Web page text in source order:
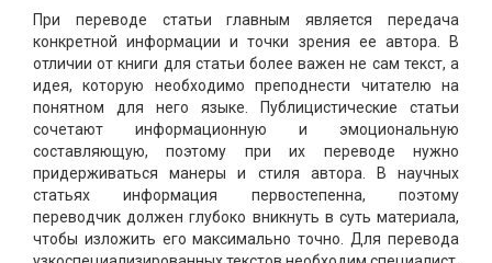
При переводе статьи главным является передача
конкретной информации и точки зрения ее автора. В
отличии от книги для статьи более важен не сам текст, а
идея, которую необходимо преподнести читателю на
понятном для него языке. Публицистические статьи
сочетают информационную и эмоциональную
составляющую, поэтому при их переводе нужно
придерживаться манеры и стиля автора. В научных
статьях информация первостепенна, поэтому
переводчик должен глубоко вникнуть в суть материала,
чтобы изложить его максимально точно. Для перевода